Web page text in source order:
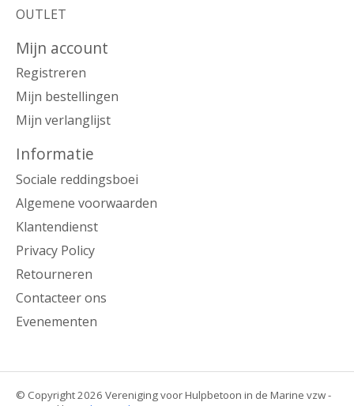
OUTLET
Mijn account
Registreren
Mijn bestellingen
Mijn verlanglijst
Informatie
Sociale reddingsboei
Algemene voorwaarden
Klantendienst
Privacy Policy
Retourneren
Contacteer ons
Evenementen
© Copyright 2026 Vereniging voor Hulpbetoon in de Marine vzw -